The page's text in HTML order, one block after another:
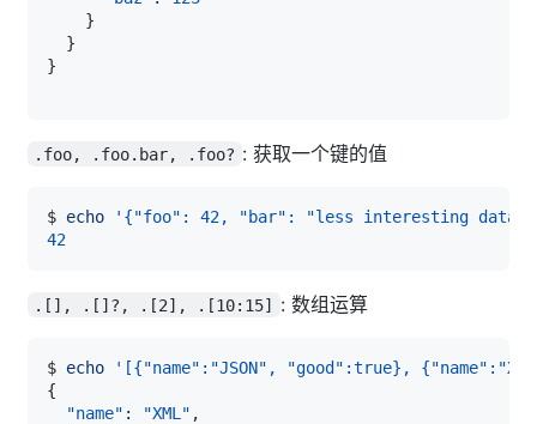
}
}
}
.foo, .foo.bar, .foo? : 获取一个键的值
$ echo
'{"foo": 42, "bar": "less interesting
42
.[], .[]?, .[2], .[10:15] : 数组运算
$ echo
'[{"name":"JSON", "good":true},
{
"name" : "XML"